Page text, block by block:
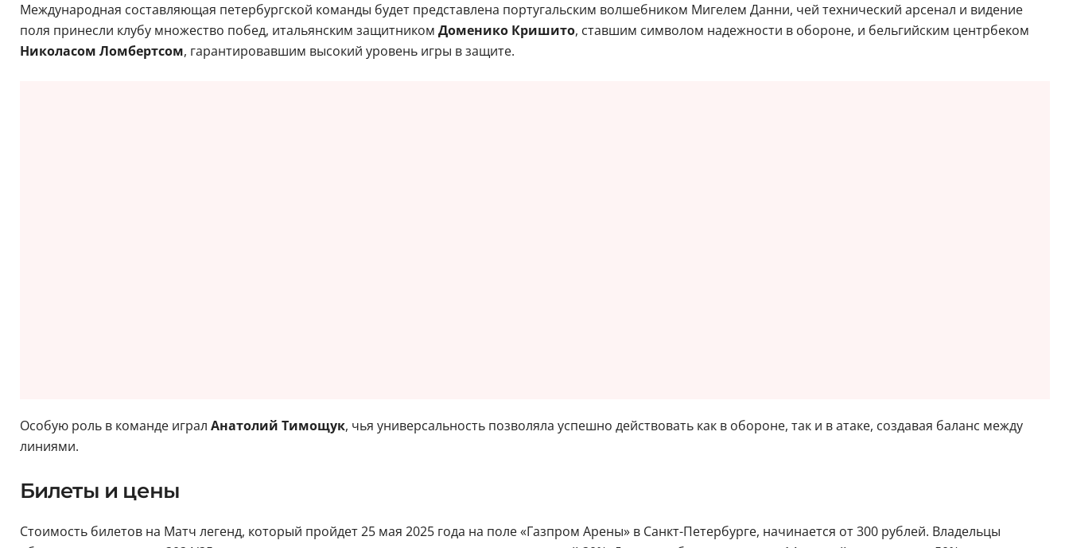
Международная составляющая петербургской команды будет представлена португальским волшебником Мигелем Данни, чей технический арсенал и видение
поля принесли клубу множество побед, итальянским защитником Доменико Кришито, ставшим символом надежности в обороне, и бельгийским центрбеком
Николасом Ломбертсом, гарантировавшим высокий уровень игры в защите.
Особую роль в команде играл Анатолий Тимощук, чья универсальность позволяла успешно действовать как в обороне, так и в атаке, создавая баланс между
линиями.
Билеты и цены
Стоимость билетов на Матч легенд, который пройдет 25 мая 2025 года на поле «Газпром Арены» в Санкт-Петербурге, начинается от 300 рублей. Владельцы